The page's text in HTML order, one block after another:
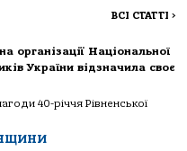
ВСІ СТАТТІ >
організації Національної
України відзначила своє
40-річчя Рівненської